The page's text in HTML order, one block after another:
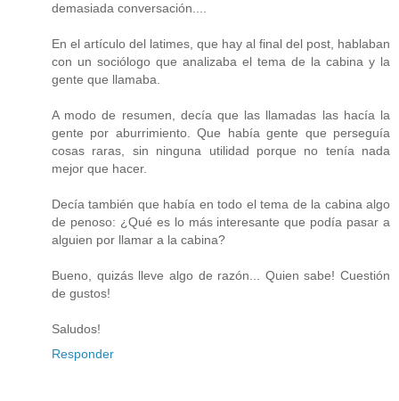
demasiada conversación....
En el artículo del latimes, que hay al final del post, hablaban
con un sociólogo que analizaba el tema de la cabina y la
gente que llamaba.
A modo de resumen, decía que las llamadas las hacía la
gente por aburrimiento. Que había gente que perseguía
cosas raras, sin ninguna utilidad porque no tenía nada
mejor que hacer.
Decía también que había en todo el tema de la cabina algo
de penoso: ¿Qué es lo más interesante que podía pasar a
alguien por llamar a la cabina?
Bueno, quizás lleve algo de razón... Quien sabe! Cuestión
de gustos!
Saludos!
Responder